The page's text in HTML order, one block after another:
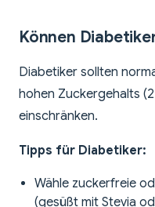
Können
Diabetiker sollten
hohen Zuckergehalts
einschränken.
Tipps für Diabetiker:
Wähle zuckerfreie
(gesüßt mit Stevia